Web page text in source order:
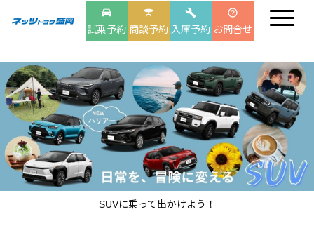
drive_eta
試乗予約
table_bar
商談予約
build
入庫予約
help_outline
お問合せ
SUVに乗って出かけよう！